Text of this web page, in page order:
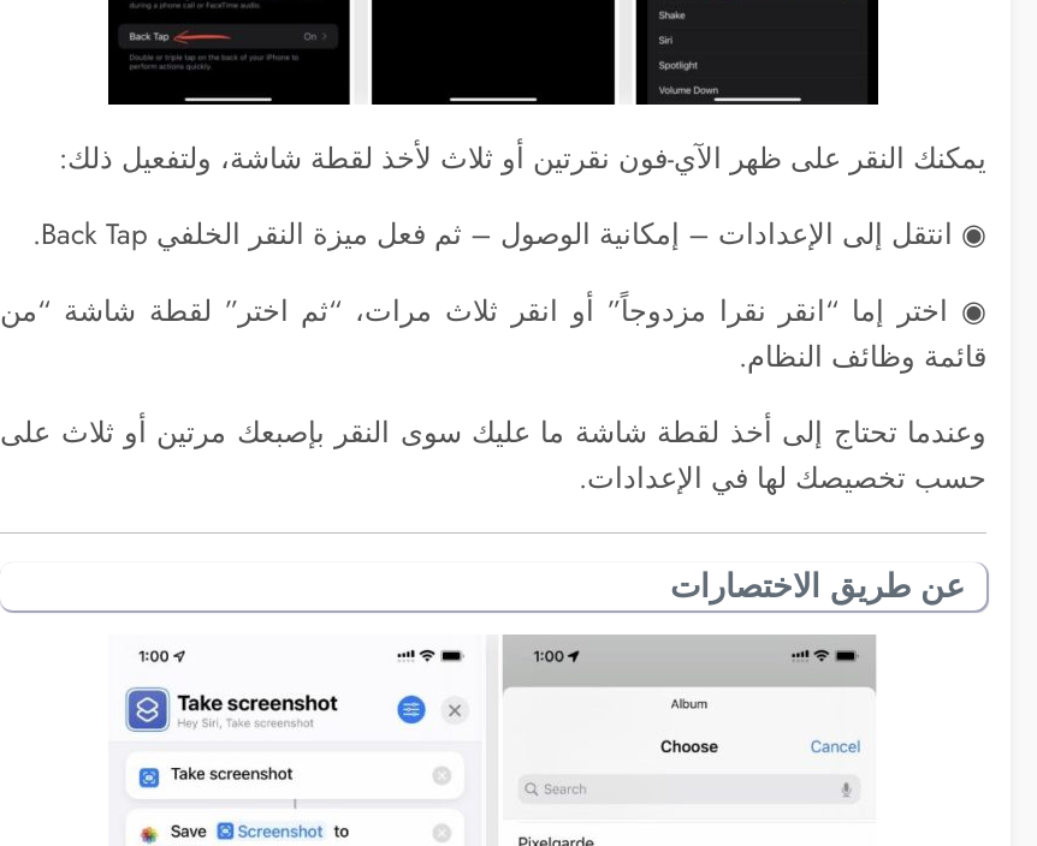
يمكنك النقر على ظهر الآي-فون نقرتين أو ثلاث لأخذ لقطة شاشة، ولتفعيل ذلك:
◉ انتقل إلى الإعدادات – إمكانية الوصول – ثم فعل ميزة النقر الخلفي Back Tap.
◉ اختر إما “انقر نقرا مزدوجاً” أو انقر ثلاث مرات، “ثم اختر” لقطة شاشة “من
قائمة وظائف النظام.
وعندما تحتاج إلى أخذ لقطة شاشة ما عليك سوى النقر بإصبعك مرتين أو ثلاث على
حسب تخصيصك لها في الإعدادات.
عن طريق الاختصارات